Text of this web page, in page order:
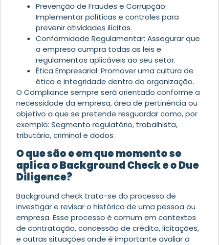
Prevenção de Fraudes e Corrupção:
Implementar políticas e controles para
prevenir atividades ilícitas.
Conformidade Regulamentar: Assegurar que
a empresa cumpra todas as leis e
regulamentos aplicáveis ao seu setor.
Ética Empresarial: Promover uma cultura de
ética e integridade dentro da organização.
O Compliance sempre será orientado conforme a
necessidade da empresa, área de pertinência ou
objetivo a que se pretende resguardar como, por
exemplo: Segmento regulatório, trabalhista,
tributário, criminal e dados.
O que são e em que momento se
aplica o Background Check e o Due
Diligence?
Background check trata-se do processo de
investigar e revisar o histórico de uma pessoa ou
empresa. Esse processo é comum em contextos
de contratação, concessão de crédito, licitações,
e outras situações onde é importante avaliar a